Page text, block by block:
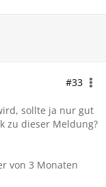
#33
sollte ja nur gut
zu dieser Meldung?
von 3 Monaten